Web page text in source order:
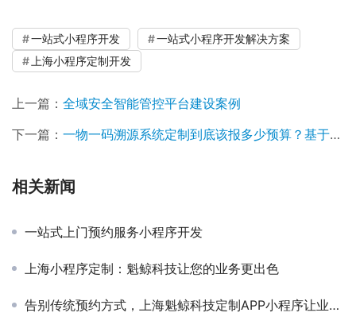
一站式小程序开发
一站式小程序开发解决方案
上海小程序定制开发
上一篇： 全域安全智能管控平台建设案例
下一篇： 一物一码溯源系统定制到底该报多少预算？基于37份标书与成本模型的价格确认框架
相关新闻
一站式上门预约服务小程序开发
上海小程序定制：魁鲸科技让您的业务更出色
告别传统预约方式，上海魁鲸科技定制APP小程序让业务效率翻倍！